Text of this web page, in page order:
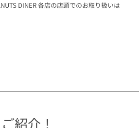
DINER 各店の店頭でのお取り扱いは
紹介！